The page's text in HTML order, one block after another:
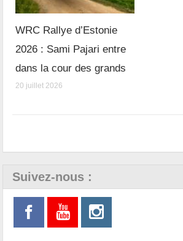
WRC Rallye d’Estonie
2026 : Sami Pajari entre
dans la cour des grands
20 juillet 2026
Suivez-nous :